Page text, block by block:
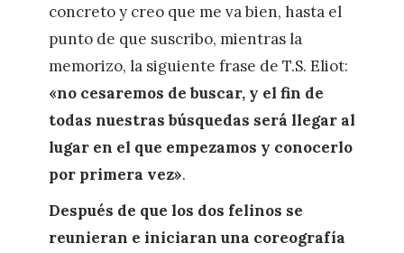
concreto y creo que me va bien, hasta el
punto de que suscribo, mientras la
memorizo, la siguiente frase de T.S. Eliot:
«no cesaremos de buscar, y el fin de
todas nuestras búsquedas será llegar al
lugar en el que empezamos y conocerlo
por primera vez».
Después de que los dos felinos se
reunieran e iniciaran una coreografía